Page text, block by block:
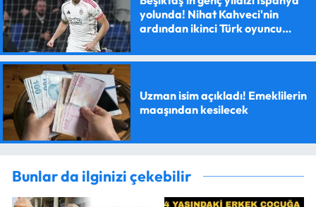
yolunda! Nihat Kahveci'nin
ardından ikinci Türk oyuncu
Uzman isim açıkladı! Emeklilerin
maaşından kesilecek
Bunlar da ilginizi çekebilir